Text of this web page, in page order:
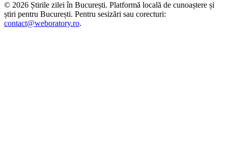
© 2026 Știrile zilei în București. Platformă locală de cunoaștere și
știri pentru București. Pentru sesizări sau corecturi:
contact@weboratory.ro.